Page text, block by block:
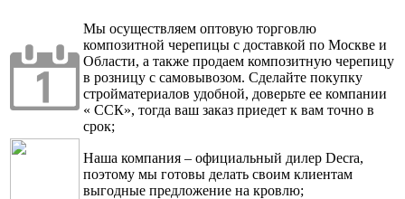
Мы осуществляем оптовую торговлю
композитной черепицы с доставкой по Москве и
Области, а также продаем композитную черепицу
в розницу с самовывозом. Сделайте покупку
стройматериалов удобной, доверьте ее компании
« ССК», тогда ваш заказ приедет к вам точно в
срок;
Наша компания – официальный дилер Decra,
поэтому мы готовы делать своим клиентам
выгодные предложение на кровлю;